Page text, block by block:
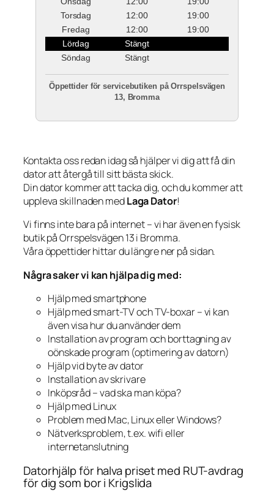
Torsdag
12:00
19:00
Fredag
12:00
19:00
Lördag
Stängt
Söndag
Stängt
Öppettider för servicebutiken på Orrspelsvägen
13, Bromma
Kontakta oss redan idag så hjälper vi dig att få din
dator att återgå till sitt bästa skick.
Din dator kommer att tacka dig, och du kommer att
uppleva skillnaden medLaga Dator!
Vi finns inte bara på internet – vi har även en fysisk
butik på Orrspelsvägen 13 i Bromma.
Våra öppettider hittar du längre ner på sidan.
Några saker vi kan hjälpa dig med:
Hjälp med smartphone
Hjälp med smart-TV och TV-boxar – vi kan
även visa hur du använder dem
Installation av program och borttagning av
oönskade program (optimering av datorn)
Hjälp vid byte av dator
Installation av skrivare
Inköpsråd – vad ska man köpa?
Hjälp med Linux
Problem med Mac, Linux eller Windows?
Nätverksproblem, t.ex. wifi eller
internetanslutning
Datorhjälp för halva priset med RUT-avdrag
för dig som bor i Krigslida